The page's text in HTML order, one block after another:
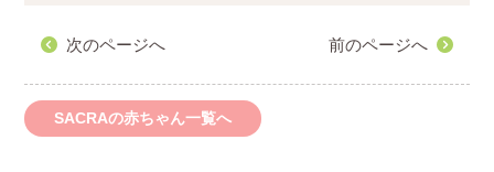
次のページへ 前のページへ
SACRAの赤ちゃん一覧へ